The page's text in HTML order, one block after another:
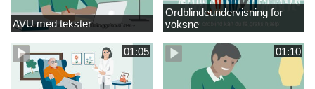
AVU med tekster
Ordblindeundervisning for
voksne
01:05 01:10